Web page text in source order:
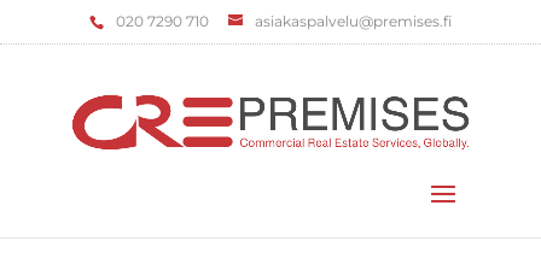
‌020 7290 710 asiakaspalvelu@premises.fi